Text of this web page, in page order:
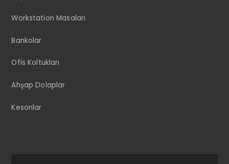
Workstation Masaları
Bankolar
Ofis Koltukları
Ahşap Dolaplar
Kesonlar